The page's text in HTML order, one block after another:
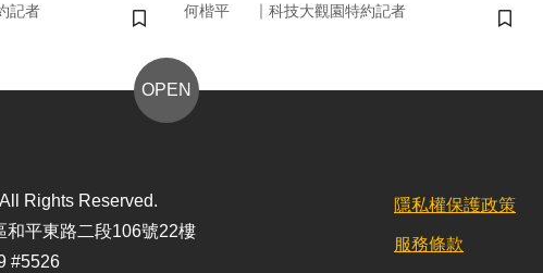
記者
儲存書籤
何楷平 ｜ 科技大觀園特約記者
儲存
OPEN
Rights Reserved.
和平東路二段106號22樓
#5526
隱私權保護政策
服務條款